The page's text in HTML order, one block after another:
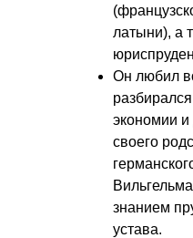
латыни), а
Он любил
экономии
своего
знанием
устава.